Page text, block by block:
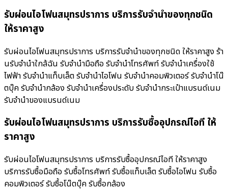
รับผ่อนไอโฟนสมุทรปราการ บริการรับจำนำของทุกชนิด
ให้ราคาสูง
รับผ่อนไอโฟนสมุทรปราการ บริการรับจำนำของทุกชนิด ให้ราคาสูง ร้า
นรับจํานําใกล้ฉัน รับจำนำมือถือ รับจำนำโทรศัพท์ รับจำนำเครื่องใช้
ไฟฟ้า รับจำนำแท็บเล็ต รับจำนำไอโฟน รับจำนำคอมพิวเตอร์ รับจำนำโน๊
ตบุ๊ค รับจำนำกล้อง รับจำนำเครื่องประดับ รับจำนำกระเป๋าแบรนด์เนม
รับจำนำของแบรนด์เนม
รับผ่อนไอโฟนสมุทรปราการ บริการรับซื้ออุปกรณ์ไอที ให้
ราคาสูง
รับผ่อนไอโฟนสมุทรปราการ บริการรับซื้ออุปกรณ์ไอที ให้ราคาสูง
บริการรับซื้อมือถือ รับซื้อโทรศัพท์ รับซื้อแท็บเล็ต รับซื้อไอโฟน รับซื้อ
คอมพิวเตอร์ รับซื้อโน๊ตบุ๊ค รับซื้อกล้อง